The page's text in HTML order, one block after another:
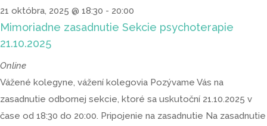
21 októbra, 2025 @ 18:30 - 20:00
Mimoriadne zasadnutie Sekcie psychoterapie
21.10.2025
Online
Vážené kolegyne, vážení kolegovia Pozývame Vás na
zasadnutie odbornej sekcie, ktoré sa uskutoční 21.10.2025 v
čase od 18:30 do 20:00. Pripojenie na zasadnutie Na zasadnutie